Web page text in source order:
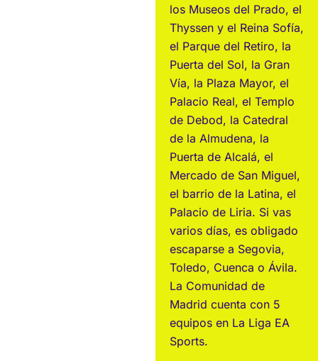
los Museos del Prado, el
Thyssen y el Reina Sofía,
el Parque del Retiro, la
Puerta del Sol, la Gran
Vía, la Plaza Mayor, el
Palacio Real, el Templo
de Debod, la Catedral
de la Almudena, la
Puerta de Alcalá, el
Mercado de San Miguel,
el barrio de la Latina, el
Palacio de Liria. Si vas
varios días, es obligado
escaparse a Segovia,
Toledo, Cuenca o Ávila.
La Comunidad de
Madrid cuenta con 5
equipos en La Liga EA
Sports.